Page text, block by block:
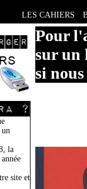
LES CAHIERS
un
la
site et
Pour
sur un
si